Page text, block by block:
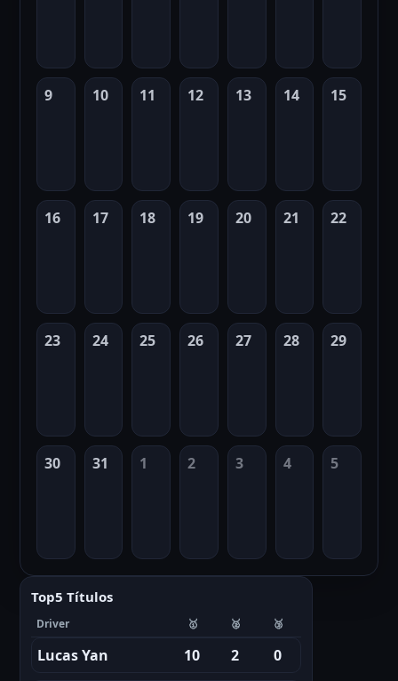
Top5 Títulos
Driver 🥇 🥈 🥉
Lucas Yan 10 2 0
9 10 11 12 13 14 15
16 17 18 19 20 21 22
23 24 25 26 27 28 29
30 31 1 2 3 4 5